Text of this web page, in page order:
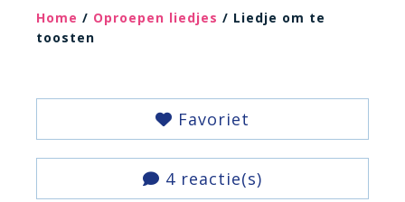
Home / Oproepen liedjes / Liedje om te
toosten
Favoriet
4 reactie(s)